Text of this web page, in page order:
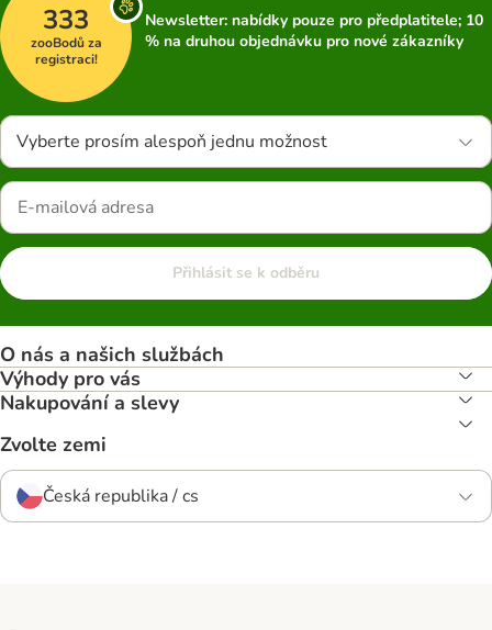
333
zooBodů za
registraci!
Newsletter: nabídky pouze pro předplatitele; 10
% na druhou objednávku pro nové zákazníky
Vyberte prosím alespoň jednu možnost
Přihlásit se k odběru
O nás a našich službách
Výhody pro vás
Nakupování a slevy
Zvolte zemi
Česká republika / cs